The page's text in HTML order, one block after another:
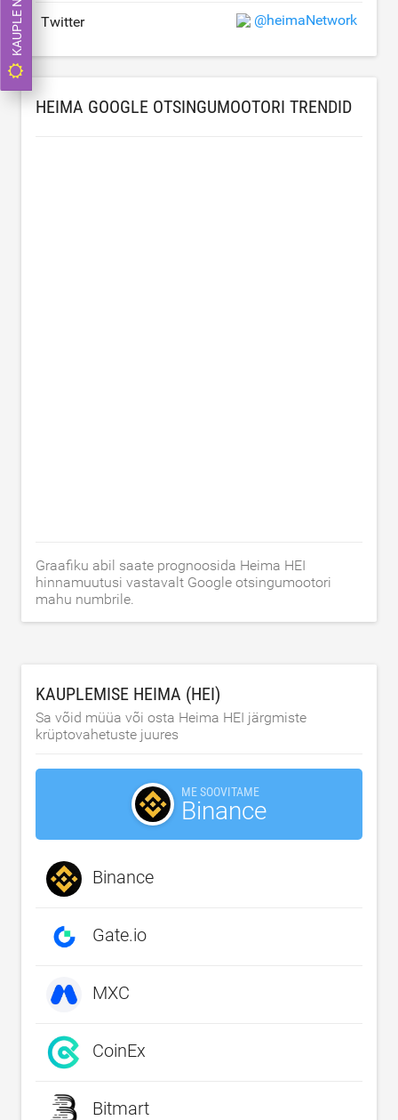
Twitter @heimaNetwork
HEIMA GOOGLE OTSINGUMOOTORI TRENDID
Graafiku abil saate prognoosida Heima HEI
hinnamuutusi vastavalt Google otsingumootori
mahu numbrile.
KAUPLEMISE HEIMA (HEI)
Sa võid müüa või osta Heima HEI järgmiste
krüptovahetuste juures
ME SOOVITAME
Binance
Binance
Gate.io
MXC
CoinEx
Bitmart